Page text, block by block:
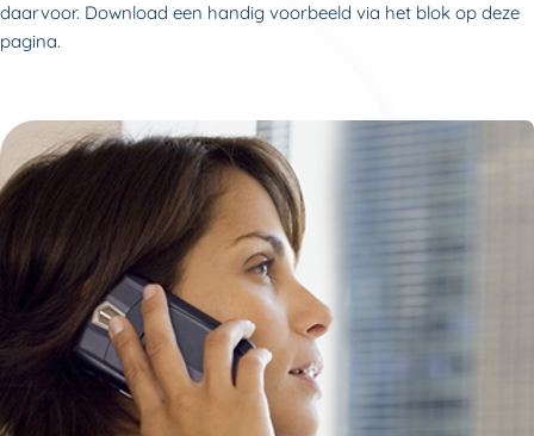
daarvoor. Download een handig voorbeeld via het blok op deze
pagina.